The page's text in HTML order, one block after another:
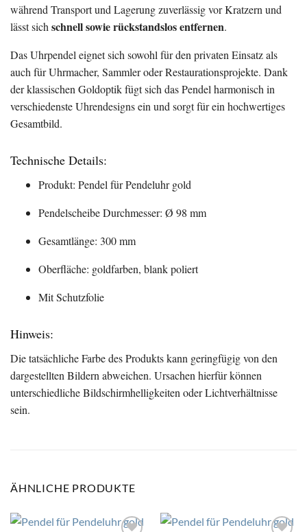
während Transport und Lagerung zuverlässig vor Kratzern und
lässt sich schnell sowie rückstandslos entfernen.
Das Uhrpendel eignet sich sowohl für den privaten Einsatz als
auch für Uhrmacher, Sammler oder Restaurationsprojekte. Dank
der klassischen Goldoptik fügt sich das Pendel harmonisch in
verschiedenste Uhrendesigns ein und sorgt für ein hochwertiges
Gesamtbild.
Technische Details:
Produkt: Pendel für Pendeluhr gold
Pendelscheibe Durchmesser: Ø 98 mm
Gesamtlänge: 300 mm
Oberfläche: goldfarben, blank poliert
Mit Schutzfolie
Hinweis:
Die tatsächliche Farbe des Produkts kann geringfügig von den
dargestellten Bildern abweichen. Ursachen hierfür können
unterschiedliche Bildschirmhelligkeiten oder Lichtverhältnisse
sein.
ÄHNLICHE PRODUKTE